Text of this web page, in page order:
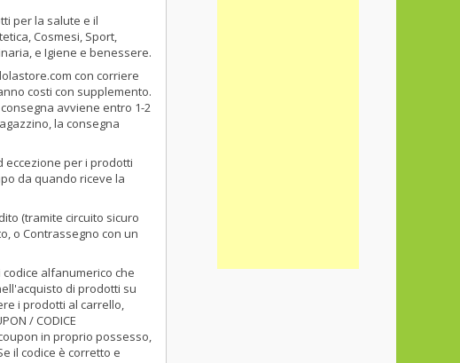
per la salute e il
Cosmesi, Sport,
e Igiene e benessere.
con corriere
costi con supplemento.
avviene entro 1-2
la consegna
eccezione per i prodotti
da quando riceve la
(tramite circuito sicuro
o Contrassegno con un
alfanumerico che
di prodotti su
i prodotti al carrello,
/ CODICE
in proprio possesso,
il codice è corretto e